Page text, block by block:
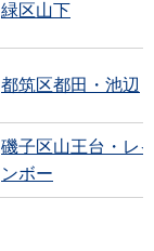
緑区山下
都筑区都田・池辺
磯子区山王台・レ
ンボー